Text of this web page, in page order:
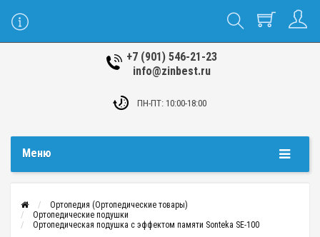
+7 (901) 546-21-23
info@zinbest.ru
ПН-ПТ: 10:00-18:00
Меню
Ортопедия (Ортопедические товары)
Ортопедические подушки
Ортопедическая подушка с эффектом памяти Sonteka SE-100